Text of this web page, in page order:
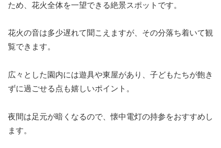
ため、花火全体を一望できる絶景スポットです。
花火の音は多少遅れて聞こえますが、その分落ち着いて観
覧できます。
広々とした園内には遊具や東屋があり、子どもたちが飽き
ずに過ごせる点も嬉しいポイント。
夜間は足元が暗くなるので、懐中電灯の持参をおすすめし
ます。